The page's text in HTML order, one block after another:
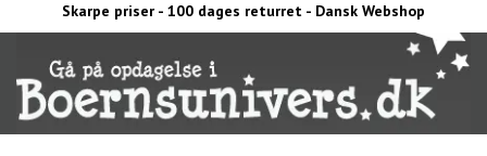
Skarpe priser - 100 dages returret - Dansk Webshop